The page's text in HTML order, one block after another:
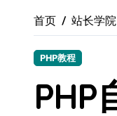
首页 站长学院
PHP教程
PHP